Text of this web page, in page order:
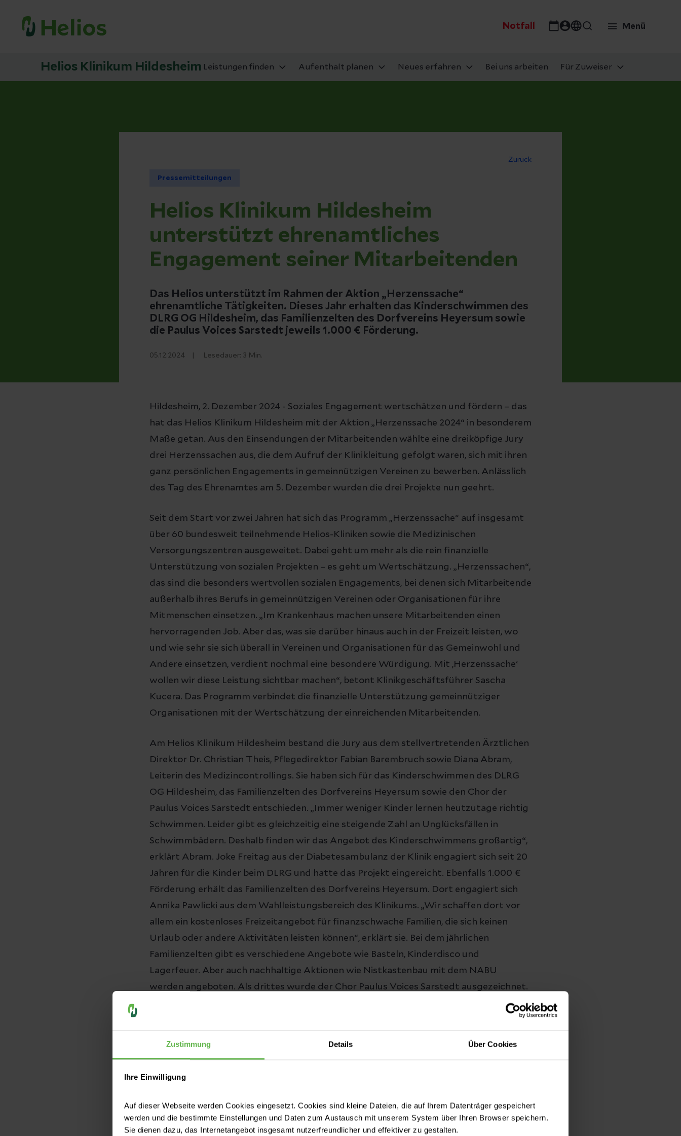
Zustimmung Details Über Cookies
Ihre Einwilligung
Auf dieser Webseite werden Cookies eingesetzt. Cookies sind kleine Dateien, die auf Ihrem Datenträger gespeichert
werden und die bestimmte Einstellungen und Daten zum Austausch mit unserem System über Ihren Browser speichern.
Sie dienen dazu, das Internetangebot insgesamt nutzerfreundlicher und effektiver zu gestalten.
Notfall Menü
Helios Klinikum Hildesheim Leistungen finden Aufenthalt planen Neues erfahren Bei uns arbeiten Für Zuweiser
Zurück
Pressemitteilungen
Helios Klinikum Hildesheim
unterstützt ehrenamtliches
Engagement seiner Mitarbeitenden
Das Helios unterstützt im Rahmen der Aktion „Herzenssache“
ehrenamtliche Tätigkeiten. Dieses Jahr erhalten das Kinderschwimmen des
DLRG OG Hildesheim, das Familienzelten des Dorfvereins Heyersum sowie
die Paulus Voices Sarstedt jeweils 1.000 € Förderung.
05.12.2024 Lesedauer: 3 Min.
Hildesheim, 2. Dezember 2024 - Soziales Engagement wertschätzen und fördern – das
hat das Helios Klinikum Hildesheim mit der Aktion „Herzenssache 2024“ in besonderem
Maße getan. Aus den Einsendungen der Mitarbeitenden wählte eine dreiköpfige Jury
drei Herzenssachen aus, die dem Aufruf der Klinikleitung gefolgt waren, sich mit ihren
ganz persönlichen Engagements in gemeinnützigen Vereinen zu bewerben. Anlässlich
des Tag des Ehrenamtes am 5. Dezember wurden die drei Projekte nun geehrt.
Seit dem Start vor zwei Jahren hat sich das Programm „Herzenssache“ auf insgesamt
über 60 bundesweit teilnehmende Helios-Kliniken sowie die Medizinischen
Versorgungszentren ausgeweitet. Dabei geht um mehr als die rein finanzielle
Unterstützung von sozialen Projekten – es geht um Wertschätzung. „Herzenssachen“,
das sind die besonders wertvollen sozialen Engagements, bei denen sich Mitarbeitende
außerhalb ihres Berufs in gemeinnützigen Vereinen oder Organisationen für ihre
Mitmenschen einsetzen. „Im Krankenhaus machen unsere Mitarbeitenden einen
hervorragenden Job. Aber das, was sie darüber hinaus auch in der Freizeit leisten, wo
und wie sehr sie sich überall in Vereinen und Organisationen für das Gemeinwohl und
Andere einsetzen, verdient nochmal eine besondere Würdigung. Mit ‚Herzenssache‘
wollen wir diese Leistung sichtbar machen“, betont Klinikgeschäftsführer Sascha
Kucera. Das Programm verbindet die finanzielle Unterstützung gemeinnütziger
Organisationen mit der Wertschätzung der einreichenden Mitarbeitenden.
Am Helios Klinikum Hildesheim bestand die Jury aus dem stellvertretenden Ärztlichen
Direktor Dr. Christian Theis, Pflegedirektor Fabian Barembruch sowie Diana Abram,
Leiterin des Medizincontrollings. Sie haben sich für das Kinderschwimmen des DLRG
OG Hildesheim, das Familienzelten des Dorfvereins Heyersum sowie den Chor der
Paulus Voices Sarstedt entschieden. „Immer weniger Kinder lernen heutzutage richtig
Schwimmen. Leider gibt es gleichzeitig eine steigende Zahl an Unglücksfällen in
Schwimmbädern. Deshalb finden wir das Angebot des Kinderschwimmens großartig“,
erklärt Abram. Joke Freitag aus der Diabetesambulanz der Klinik engagiert sich seit 20
Jahren für die Kinder beim DLRG und hatte das Projekt eingereicht. Ebenfalls 1.000 €
Förderung erhält das Familienzelten des Dorfvereins Heyersum. Dort engagiert sich
Annika Pawlicki aus dem Wahlleistungsbereich des Klinikums. „Wir schaffen dort vor
allem ein kostenloses Freizeitangebot für finanzschwache Familien, die sich keinen
Urlaub oder andere Aktivitäten leisten können“, erklärt sie. Bei dem jährlichen
Familienzelten gibt es verschiedene Angebote wie Basteln, Kinderdisco und
Lagerfeuer. Aber auch nachhaltige Aktionen wie Nistkastenbau mit dem NABU
werden angeboten. Als drittes wurde der Chor Paulus Voices Sarstedt ausgezeichnet.
Rita Bormann aus der Physiotherapie ist dort seit vielen Jahren aktiv, singt mit und hat
Bedürfnisse einer Vielzahl von Menschen – ganz gleich ob jung oder alt – im Blick
haben. „Freiwilliges soziales Engagement ist bunt und vielfältig. Genau wie wir bei